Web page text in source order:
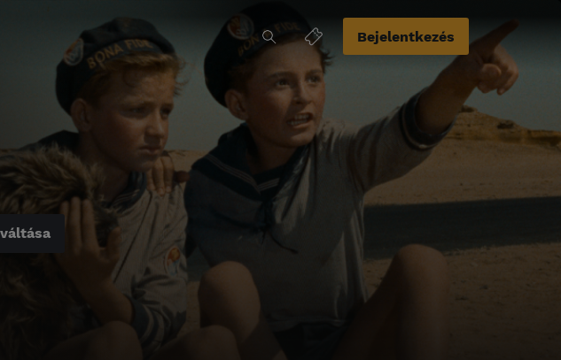
Bejelentkezés